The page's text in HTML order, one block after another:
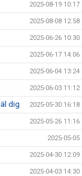
2025-08-19 10:17
2025-08-08 12:58
2025-06-26 10:30
2025-06-17 14:06
2025-06-04 13:24
2025-06-03 11:12
dig 2025-05-30 16:18
2025-05-26 11:16
2025-05-05
2025-04-30 12:09
2025-04-03 14:30